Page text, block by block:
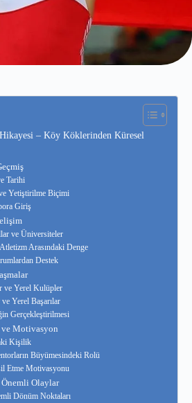
– Köy Köklerinden Küresel
Tarihi
Yetiştirilme Biçimi
Giriş
ve Üniversiteler
Arasındaki Denge
Destek
ve Yerel Kulüpler
Yerel Başarılar
Gerçekleştirilmesi
Motivasyon
Kişilik
Büyümesindeki Rolü
Etme Motivasyonu
Önemli Olaylar
Dönüm Noktaları